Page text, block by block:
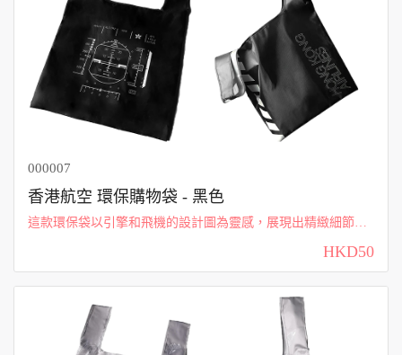
000007
香港航空 環保購物袋 - 黑色
這款環保袋以引擎和飛機的設計圖為靈感，展現出精緻細節與
帶，都能彰顯您對航空工程的熱愛與專業。獨特的設計讓人一
HKD50